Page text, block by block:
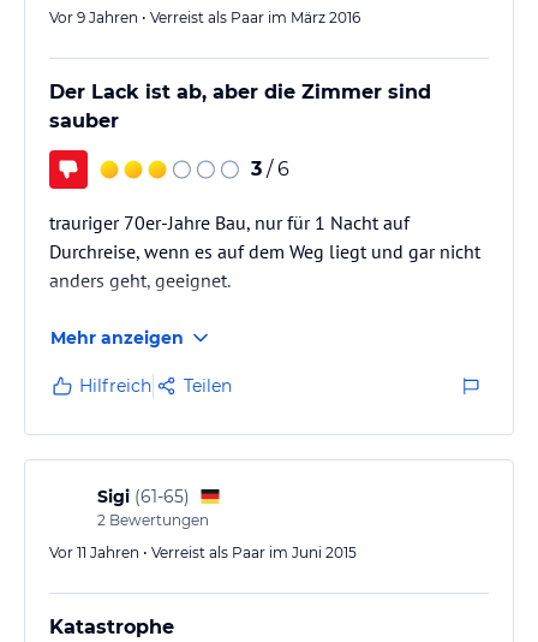
Vor 9 Jahren • Verreist als Paar im März 2016
Der Lack ist ab, aber die Zimmer sind
sauber
3 / 6
trauriger 70er-Jahre Bau, nur für 1 Nacht auf
Durchreise, wenn es auf dem Weg liegt und gar nicht
anders geht, geeignet.
Mehr anzeigen
Hilfreich Teilen
Sigi (61-65)
2 Bewertungen
Vor 11 Jahren • Verreist als Paar im Juni 2015
Katastrophe